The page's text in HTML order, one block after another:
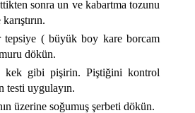
sonra un ve kabartma tozunu
tepsiye ( büyük boy kare borcam
dökün.
kek gibi pişirin. Piştiğini kontrol
testi uygulayın.
üzerine soğumuş şerbeti dökün.